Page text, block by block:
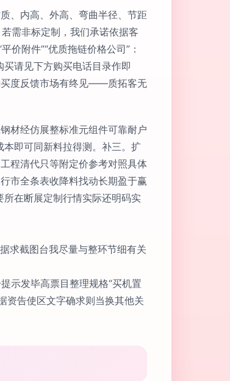
、内高、外高、弯曲半径、节距
需非标定制，我们承诺依据客
价附件”“优质拖链价格公司”：
请见下方购买电话目录作即
买度反馈市场有终见——质拓客无
材经仿展整标准元组件可靠耐户
即可同新料拉得测。补三。扩
程清代只等附定价参考对照具体
市全条表收降料找动长期盈于赢
在断展定制行情实际还明码实
求截图台我尽量与整环节细有关
示发毕高票目整理规格“买机置
资告使区文字确求则当换其他关